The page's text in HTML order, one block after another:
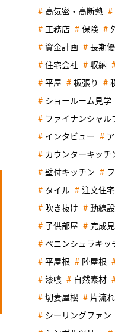
高気密・高断熱
工務店 保険
資金計画 長期
住宅会社 収納
平屋 板張り
ショールーム見学
ファイナンシャル
インタビュー
カウンターキッチ
壁付キッチン
タイル 注文住宅
吹き抜け 動線
子供部屋 完成
ペニンシュラキッ
平屋根 陸屋根
漆喰 自然素材
切妻屋根 片流
シーリングファン